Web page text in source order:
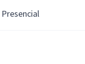
Presencial